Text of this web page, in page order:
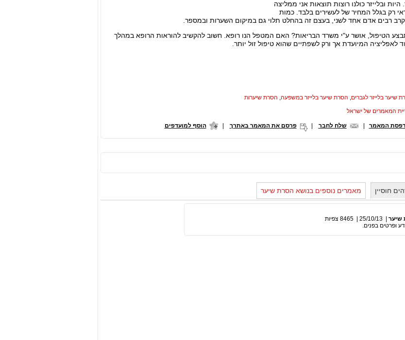
ובלייזר כולנו רוצות תוצאות אני ממליצה
רק בגלל המחיר של לעשירים בלבד. כמות
רבים אדם אחד לשני, בעצם זה בהחלט תלוי גם במיקום השערות ובמספר.
הטיפול, אושר ע"י משרד הבריאות? האם המטפל הנו רופא. חשוב להקשיב להוראות הרופא במהלך
לאפליציה המיועדת אך ורק לשפתיים שהוא טיפול זול יותר.
שיער בלייזר לגברים, הסרת שיער בלייזר במשפעה, הסרת שיערות
המאמר שלח לחבר פרסם את המאמר באתרך | הוסף למועדפים
חוסיין מאמרים נוספים בנושא הסרת שיער
שיער 25/10/13
8465 צפיות
ופרטים בפנים.